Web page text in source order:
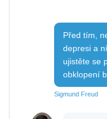
Před tím,
depresi a
ujistěte se
obklopení
Sigmund Freud